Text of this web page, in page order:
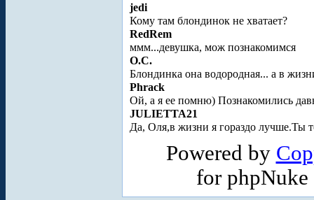
jedi
Кому там блондинок не хватает?
RedRem
ммм...девушка, мож познакомимся
O.C.
Блондинка она водородная... а в
Phrack
Ой, а я ее помню) Познакомились
JULIETTA21
Да, Оля,в жизни я гораздо лучше.Ты
Powered by
for